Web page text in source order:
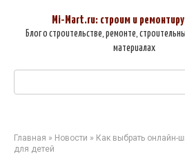
контенту
Mi-Mart.ru: строим и
Блог о строительстве, ремонте,
материалах
Поиск:
Главная » Новости » Как выбрать онлайн-
для детей